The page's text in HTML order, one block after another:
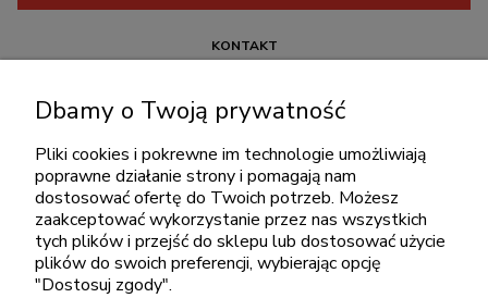
KONTAKT
pon.-piąt.: 08:00-16:00
sklep@cebit.pl
ZAKUPY
Dbamy o Twoją prywatność
Pliki cookies i pokrewne im technologie umożliwiają
poprawne działanie strony i pomagają nam
dostosować ofertę do Twoich potrzeb. Możesz
zaakceptować wykorzystanie przez nas wszystkich
tych plików i przejść do sklepu lub dostosować użycie
plików do swoich preferencji, wybierając opcję
"Dostosuj zgody".